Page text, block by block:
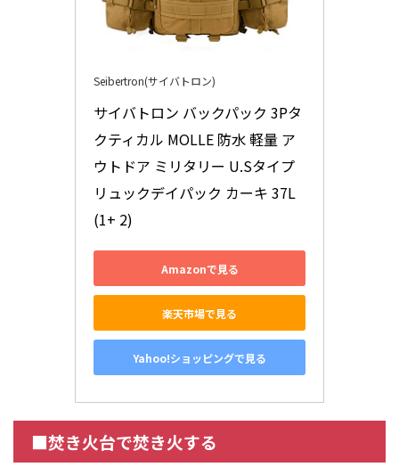
Seibertron(サイバトロン)
サイバトロン バックパック 3Pタ
クティカル MOLLE 防水 軽量 ア
ウトドア ミリタリー U.Sタイプ
リュックデイパック カーキ 37L
(1+ 2)
Amazonで見る
楽天市場で見る
Yahoo!ショッピングで見る
■焚き火台で焚き火する